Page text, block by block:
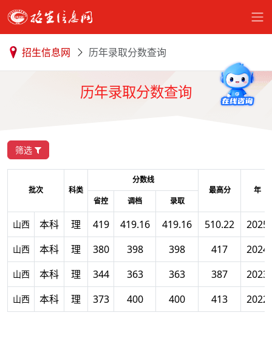
招生信息网 历年录取分数查询
历年录取分数查询
筛选
批次 科类
分数线
最高分
年
省控
调档 录取
山西 本科 理 419 419.16 419.16 510.22 2025
山西 本科 理 380 398 398 417 2024
山西 本科 理 344 363 363 387 2023
山西 本科 理 373 400 400 413 2022